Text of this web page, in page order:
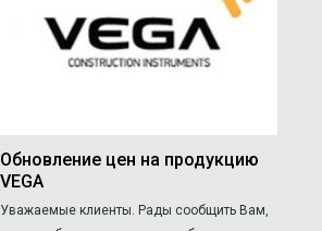
Обновление цен на продукцию
VEGA
Уважаемые клиенты. Рады сообщить Вам,